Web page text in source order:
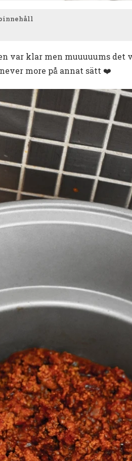
var klar men muuuuums
more på annat sätt ❤️